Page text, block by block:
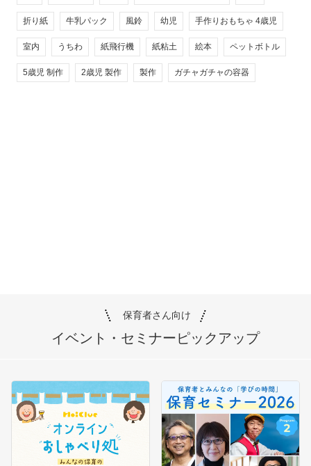
折り紙 牛乳パック 風鈴 幼児 手作りおもちゃ 4歳児
室内 うちわ 紙飛行機 紙粘土 絵本 ペットボトル
5歳児 制作 2歳児 製作 製作 ガチャガチャの容器
保育者さん向け
イベント・セミナーピックアップ